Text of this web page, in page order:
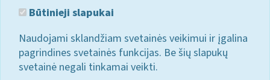
Būtinieji slapukai
Naudojami sklandžiam svetainės veikimui ir įgalina
pagrindines svetainės funkcijas. Be šių slapukų
svetainė negali tinkamai veikti.